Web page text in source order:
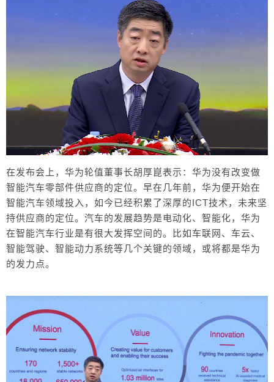
在发布会上，华为轮值董事长胡厚崑表示：华为没有改变做
智能汽车零部件供应商的定位。早在几年前，华为便开始在
智能汽车领域投入，如今已经积累了深厚的ICT技术，未来坚
持供应商的定位。汽车的发展趋势是电动化、智能化，华为
在智能汽车行业是有很大发挥空间的。比如车联网、车云、
智能驾驶、智能动力系统等几个关键的领域，或将都是华为
的发力点。
计划推出。 在发布会上，华为轮值董事长胡厚崑
表示：华为没有改变做智能汽车零部件供应商的定
位。早在几年前，华为便开始在智能汽车领域投
入，如今已经积累了深厚的ICT技术，未来坚持供应
商的定位。汽车的发展趋势是电动化、智能化，华
为在智能汽车行业是有很大发挥空间的。比如车联
网、车云、智能驾驶、智能动力系统等几个关键的
领域，或将都是华为的发力点。 芯片代工受限，
国内自主技术发展缓慢，华为的手机业务将何去何
从？是目前手机圈备受关注的话题。根据发布会了
民币，相比前一年的4673亿元增长3.3%。手机业务
作为华为消费者业务的重要组成部分，也为这一成
绩提供了不小的力量。而且截至去年12月31日，华
为全球终端连接数已经超过10亿，手机存量用户突
破7.3亿。 华为目前的发展还算不错，但芯片代工
受限的问题没有解决，华为手机业务的未来还不太
明朗。华为轮值董事长胡厚崑表示：华为每年计划
前段时间发布的新一代折叠屏手机。 对于“华为准
备如何发展消费者业务”的问题，胡厚崑表示：未
来，华为的战略是以用户为中心，打造智慧化体
验。说到智慧化体验，华为拥有一个庞大的产品生
态圈布局，其中包括智能手机、智能可穿戴设备、
智慧大屏等产品，而鸿蒙操作系统则会将这一切串